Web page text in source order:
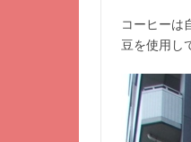
コーヒーは
豆を使用し